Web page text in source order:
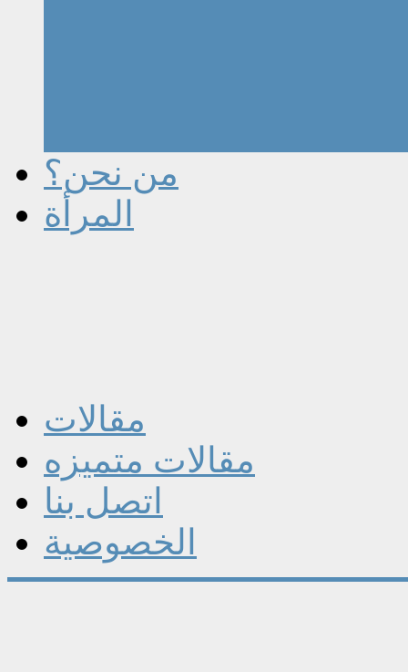
من نحن؟
المرأة
مقالات
مقالات متميزه
اتصل بنا
الخصوصية